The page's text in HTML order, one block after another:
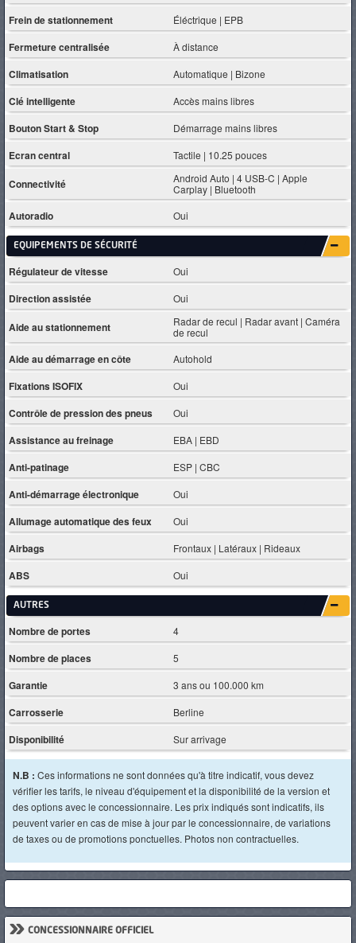
Frein de stationnement Éléctrique | EPB
Fermeture centralisée À distance
Climatisation Automatique | Bizone
Clé intelligente Accès mains libres
Bouton Start & Stop Démarrage mains libres
Ecran central Tactile | 10.25 pouces
Connectivité
Android Auto | 4 USB-C | Apple
Carplay | Bluetooth
Autoradio Oui
EQUIPEMENTS DE SÉCURITÉ
Régulateur de vitesse Oui
Direction assistée Oui
Aide au stationnement
Radar de recul | Radar avant | Caméra
de recul
Aide au démarrage en côte Autohold
Fixations ISOFIX Oui
Contrôle de pression des pneus Oui
Assistance au freinage EBA | EBD
Anti-patinage ESP | CBC
Anti-démarrage électronique Oui
Allumage automatique des feux Oui
Airbags Frontaux | Latéraux | Rideaux
ABS Oui
AUTRES
Nombre de portes 4
Nombre de places 5
Garantie 3 ans ou 100.000 km
Carrosserie Berline
Disponibilité Sur arrivage
N.B : Ces informations ne sont données qu'à titre indicatif, vous devez
vérifier les tarifs, le niveau d'équipement et la disponibilité de la version et
des options avec le concessionnaire. Les prix indiqués sont indicatifs, ils
peuvent varier en cas de mise à jour par le concessionnaire, de variations
de taxes ou de promotions ponctuelles. Photos non contractuelles.
» CONCESSIONNAIRE OFFICIEL